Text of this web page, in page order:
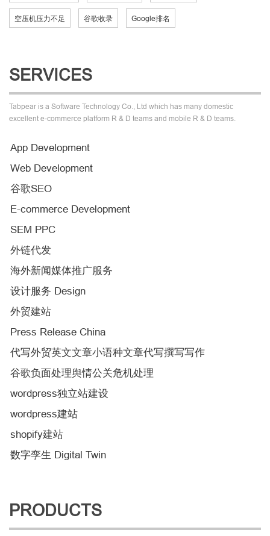
空压机压力不足 谷歌收录 Google排名
SERVICES
Tabpear is a Software Technology Co., Ltd which has many domestic
excellent e-commerce platform R & D teams and mobile R & D teams.
App Development
Web Development
谷歌SEO
E-commerce Development
SEM PPC
外链代发
海外新闻媒体推广服务
设计服务 Design
外贸建站
Press Release China
代写外贸英文文章小语种文章代写撰写写作
谷歌负面处理舆情公关危机处理
wordpress独立站建设
wordpress建站
shopify建站
数字孪生 Digital Twin
PRODUCTS